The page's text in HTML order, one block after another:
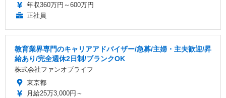
年収360万円～600万円
正社員
教育業界専門のキャリアアドバイザー/急募/主婦・主夫歓迎/昇
給あり/完全週休2日制/ブランクOK
株式会社ファンオブライフ
東京都
月給25万3,000円～